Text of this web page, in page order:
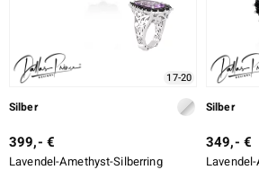
17-20
Silber
399,- €
Lavendel-Amethyst-Silberring
Silber
349,- €